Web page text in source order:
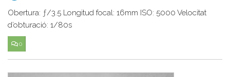
Obertura: ƒ/3.5 Longitud focal: 16mm ISO: 5000 Velocitat
d’obturació: 1/80s
0